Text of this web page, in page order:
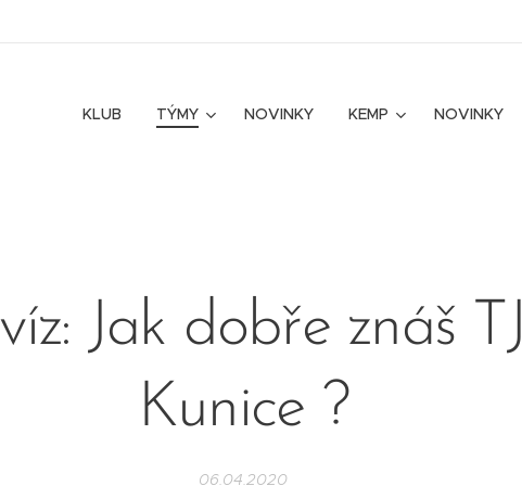
KLUB TÝMY NOVINKY KEMP NOVINKY
Jak dobře znáš TJ
Kunice ?
06.04.2020